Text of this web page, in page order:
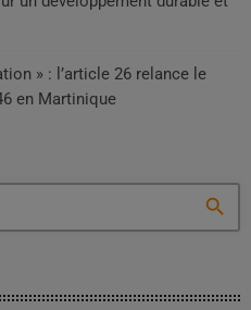
» : l’article 26 relance le
en Martinique
search